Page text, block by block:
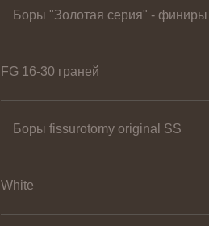
Боры "Золотая серия" - финиры
FG 16-30 граней
Боры fissurotomy original SS
White